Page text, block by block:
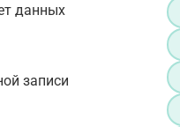
данных
записи